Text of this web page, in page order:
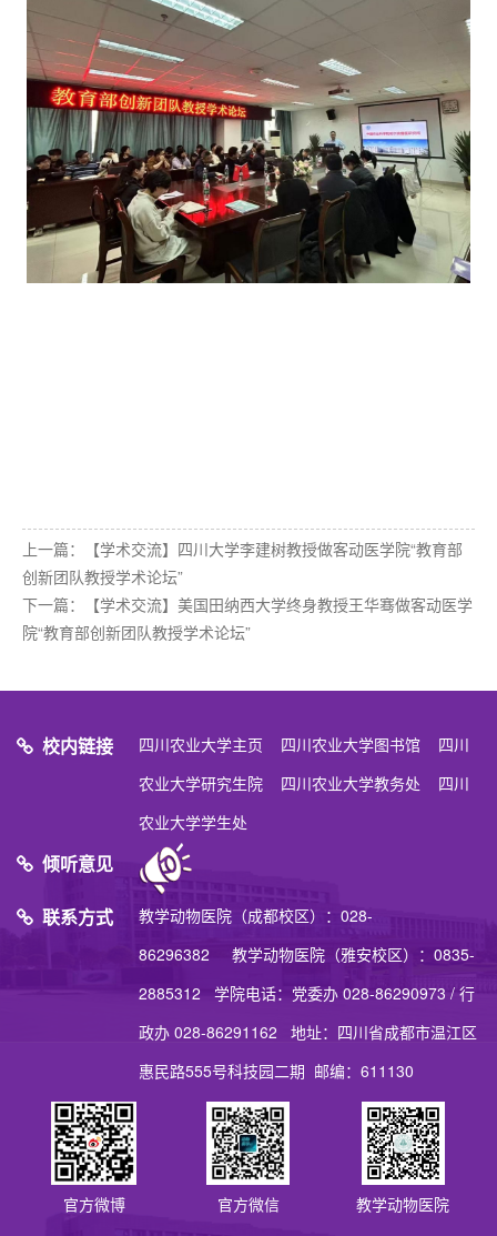
上一篇：
【学术交流】四川大学李建树教授做客动医学院“教育部
创新团队教授学术论坛”
下一篇：
【学术交流】美国田纳西大学终身教授王华骞做客动医学
院“教育部创新团队教授学术论坛”
校内链接 四川农业大学主页 四川农业大学图书馆
四川
农业大学研究生院
四川农业大学教务处
四川
农业大学学生处
倾听意见
联系方式
教学动物医院（成都校区）：028-
86296382 教学动物医院（雅安校区）：0835-
2885312 学院电话：党委办 028-86290973 / 行
政办 028-86291162 地址：四川省成都市温江区
惠民路555号科技园二期 邮编：611130
官方微博 官方微信 教学动物医院